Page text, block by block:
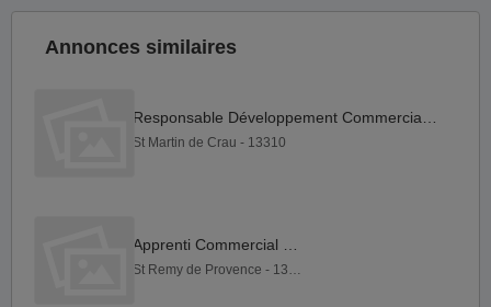
Annonces similaires
St Martin de Crau - 13310
St Remy de Provence - 13210